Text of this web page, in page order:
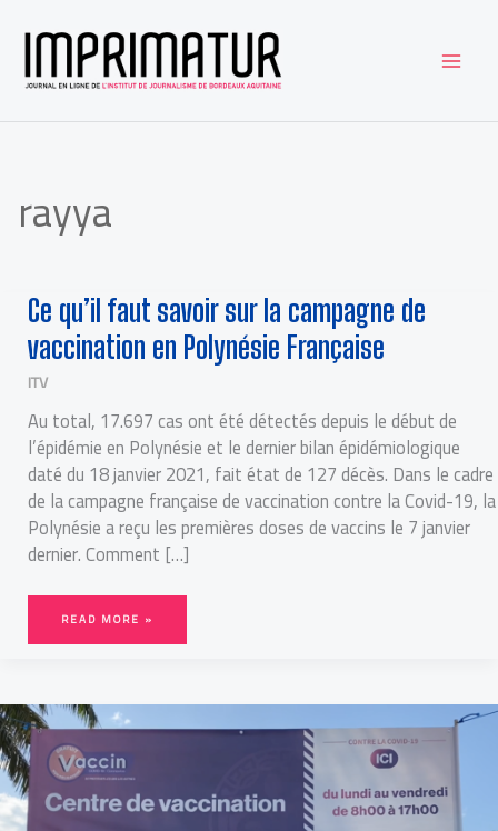
rayya
Ce qu’il faut savoir sur la campagne de
vaccination en Polynésie Française
ITV
Au total, 17.697 cas ont été détectés depuis le début de
l’épidémie en Polynésie et le dernier bilan épidémiologique
daté du 18 janvier 2021, fait état de 127 décès. Dans le cadre
de la campagne française de vaccination contre la Covid-19, la
Polynésie a reçu les premières doses de vaccins le 7 janvier
dernier. Comment […]
QU’IL
FAUT
SAVOIR
SUR
LA
CAMPAGNE
FRANÇAISE
READ MORE »
LA
CAMPAGNE
DE
VACCINATION
ANTI-
COVID
EST
LANCÉE
EN
POLYNÉSIE
FRANÇAISE